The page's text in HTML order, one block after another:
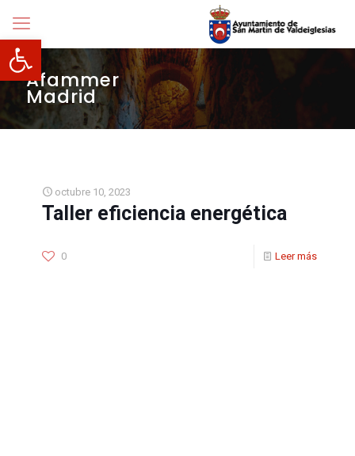
Abrir barra de herramientas
Afammer
Madrid
octubre 10, 2023
Taller eficiencia energética
0 Leer más